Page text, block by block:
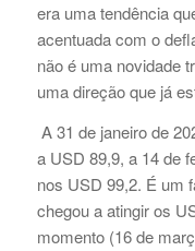
era uma tendência
acentuada com o
não é uma novidade
uma direção que já
A 31 de janeiro de
a USD 89,9, a 14 de
nos USD 99,2. É um
chegou a atingir os
momento (16 de